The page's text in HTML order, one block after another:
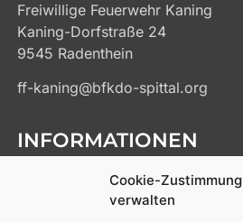
Cookie-Zustimmung
verwalten
Freiwillige Feuerwehr Kaning
Kaning-Dorfstraße 24
9545 Radenthein
ff-kaning@bfkdo-spittal.org
INFORMATIONEN